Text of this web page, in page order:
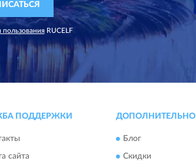
RUCELF
ПОДДЕРЖКИ
сайта
ДОПОЛНИТЕЛЬНО
Блог
Скидки